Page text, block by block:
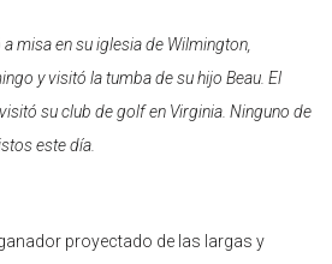
misa en su iglesia de Wilmington,
y visitó la tumba de su hijo Beau. El
su club de golf en Virginia. Ninguno de
este día.
proyectado de las largas y